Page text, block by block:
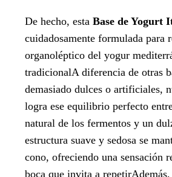
De hecho, esta Base de Yogurt
cuidadosamente formulada para
organoléptico del yogur
tradicionalA diferencia de otras
demasiado dulces o artificiales,
logra ese equilibrio perfecto
natural de los fermentos y un
estructura suave y sedosa se
cono, ofreciendo una sensación
boca que invita a